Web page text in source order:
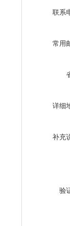
联系
常用
详细
补充
验